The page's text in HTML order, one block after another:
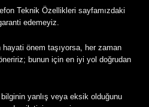
Teknik Özellikleri sayfamızdaki
edemeyiz.
önem taşıyorsa, her zaman
bunun için en iyi yol doğrudan
yanlış veya eksik olduğunu